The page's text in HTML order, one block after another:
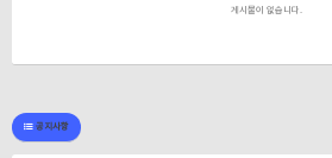
게시물이 없습니다.
공지사항